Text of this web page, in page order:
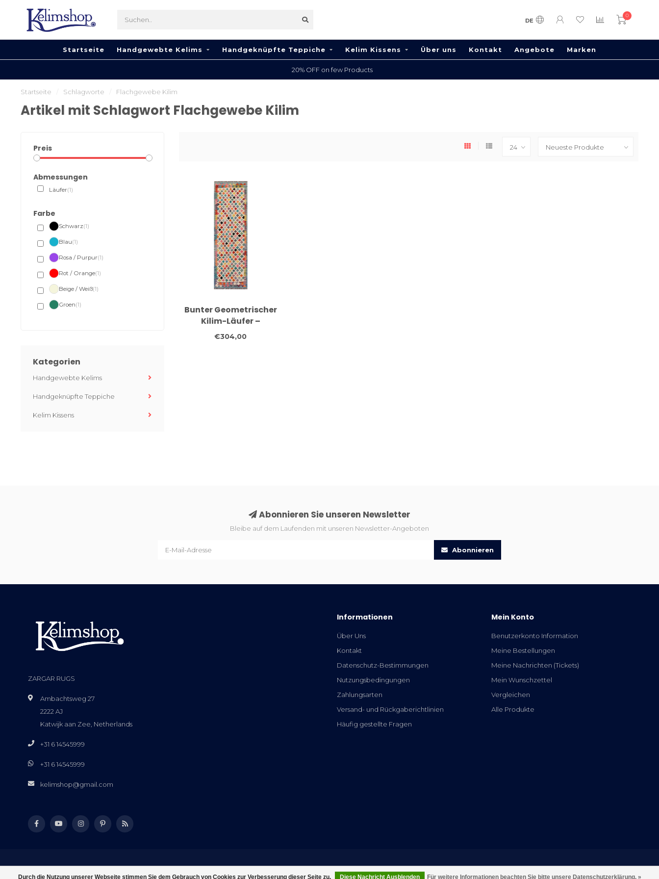
DE
0
Startseite Handgewebte Kelims Handgeknüpfte Teppiche Kelim Kissens Über uns Kontakt Angebote Marken
20% OFF on few Products
Startseite Schlagworte Flachgewebe Kilim
Artikel mit Schlagwort Flachgewebe Kilim
Preis
Abmessungen
Läufer(1)
Farbe
Schwarz(1)
Blau(1)
Rosa / Purpur(1)
Rot / Orange(1)
Beige / Weiß(1)
Groen(1)
Kategorien
Handgewebte Kelims
Handgeknüpfte Teppiche
Kelim Kissens
Bunter Geometrischer
Kilim-Läufer –
Handgewebte Wolle –
248x77 cm
€304,00
Durch die Nutzung unserer Webseite stimmen Sie dem Gebrauch von Cookies zur Verbesserung dieser Seite zu. Diese Nachricht Ausblenden Für weitere Informationen beachten Sie bitte unsere Datenschutzerklärung. »
Abonnieren Sie unseren Newsletter
Bleibe auf dem Laufenden mit unseren Newsletter-Angeboten
Abonnieren
ZARGAR RUGS
Ambachtsweg 27
2222 AJ
Katwijk aan Zee, Netherlands
+31 6 14545999
+31 6 14545999
kelimshop@gmail.com
Informationen
Über Uns
Kontakt
Datenschutz-Bestimmungen
Nutzungsbedingungen
Zahlungsarten
Versand- und Rückgaberichtlinien
Häufig gestellte Fragen
Mein Konto
Benutzerkonto Information
Meine Bestellungen
Meine Nachrichten (Tickets)
Mein Wunschzettel
Vergleichen
Alle Produkte